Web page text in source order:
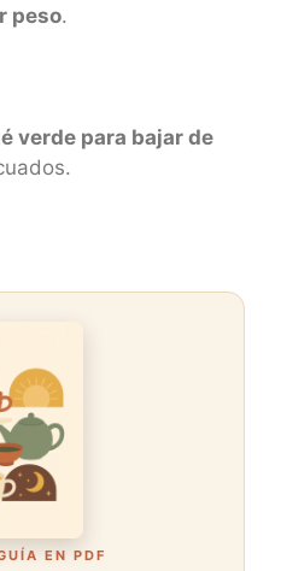
peso.
verde para bajar de
EN PDF